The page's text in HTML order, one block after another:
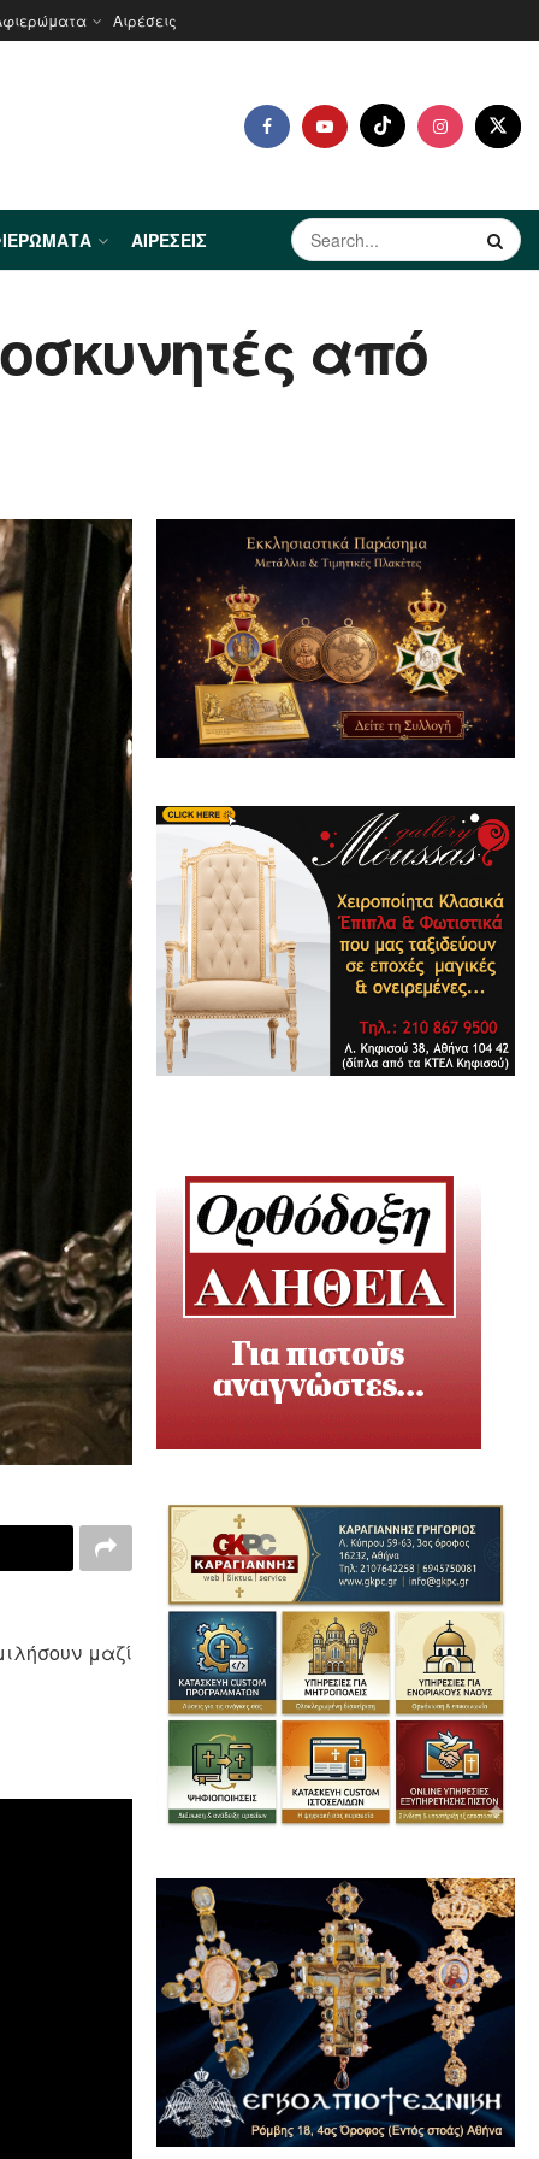
Αιρέσεις
ΑΙΡΈΣΕΙΣ
από
μαζί